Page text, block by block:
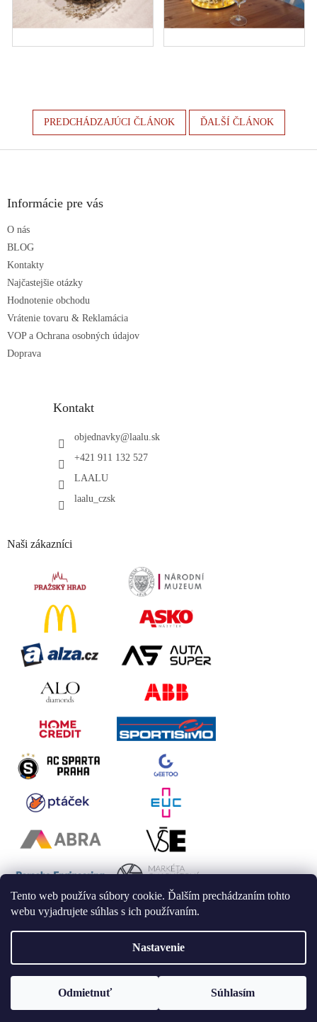
Tento web používa súbory cookie. Ďalším prechádzaním tohto
webu vyjadrujete súhlas s ich používaním.
Nastavenie
Odmietnuť Súhlasím
PREDCHÁDZAJÚCI ČLÁNOK ĎALŠÍ ČLÁNOK
Informácie pre vás
O nás
BLOG
Kontakty
Najčastejšie otázky
Hodnotenie obchodu
Vrátenie tovaru & Reklamácia
VOP a Ochrana osobných údajov
Doprava
Kontakt
objednavky@laalu.sk
+421 911 132 527
LAALU
laalu_czsk
Naši zákazníci
Vytvoril Shoptet
Copyright 2026 . Všetky práva vyhradené.